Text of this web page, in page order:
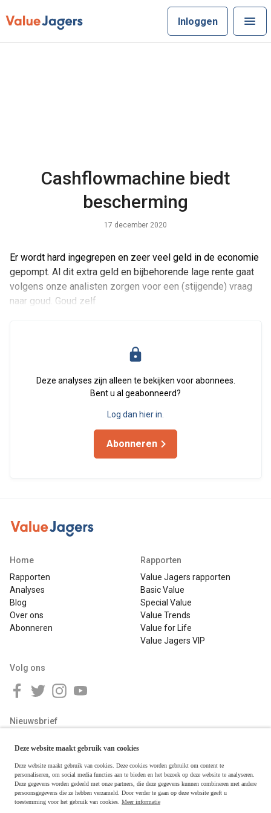
Inloggen
Cashflowmachine biedt
bescherming
17 december 2020
Er wordt hard ingegrepen en zeer veel geld in de economie
gepompt. Al dit extra geld en bijbehorende lage rente gaat
volgens onze analisten zorgen voor een (stijgende) vraag
naar goud. Goud zelf
Deze analyses zijn alleen te bekijken voor abonnees.
Bent u al geabonneerd?
Log dan hier in.
Abonneren
Home
Rapporten
Analyses
Blog
Over ons
Abonneren
Rapporten
Value Jagers rapporten
Basic Value
Special Value
Value Trends
Value for Life
Value Jagers VIP
Volg ons
Nieuwsbrief
Deze website maakt gebruik van cookies
Deze website maakt gebruik van cookies. Deze cookies worden gebruikt om content te
personaliseren, om social media functies aan te bieden en het bezoek op deze website te analyseren.
Deze gegevens worden gedeeld met onze partners, die deze gegevens kunnen combineren met andere
persoonsgegevens die ze hebben verzameld. Door verder te gaan op deze website geeft u
toestemming voor het gebruik van cookies. Meer informatie